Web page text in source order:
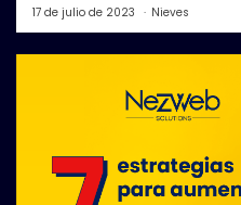
17 de julio de 2023 Nieves